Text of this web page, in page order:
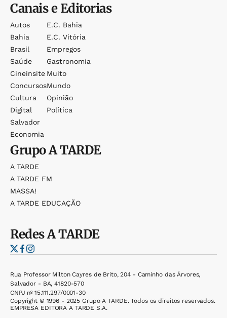
Canais e Editorias
Autos
Bahia
Brasil
Saúde
Cineinsite
Concursos
Cultura
Digital
Salvador
Economia
E.c. Bahia
E.c. Vitória
Empregos
Gastronomia
Muito
Mundo
Opinião
Política
GrupoA TARDE
A TARDE
A TARDE FM
MASSA!
A TARDE EDUCAÇÃO
RedesA TARDE
Rua Professor Milton Cayres de Brito, 204 - Caminho das Árvores,
Salvador - BA, 41820-570
CNPJ nº 15.111.297/0001-30
Copyright © 1996 - 2025 Grupo A TARDE. Todos os direitos reservados.
EMPRESA EDITORA A TARDE S.A.